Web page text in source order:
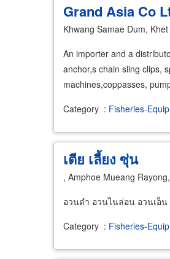
Grand Asia Co
Khwang Samae Dum,
An importer and a
anchor,s chain sling clips,
machines,coppasses,
Category : Fisheries-
เตีย เลี้ยง ซุ่น
, Amphoe Mueang
อวนดำ อวนไนล่อน อวนเอ็
Category : Fisheries-